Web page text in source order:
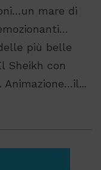
mare di
più belle
Sheikh con
Animazione…il...